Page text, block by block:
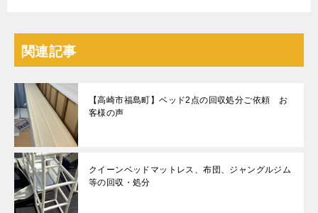
関連記事
【高崎市福島町】ベッド2点の回収処分ご依頼 お
客様の声
クイーンベッドマットレス、布団、ジャングルジム
等の回収・処分